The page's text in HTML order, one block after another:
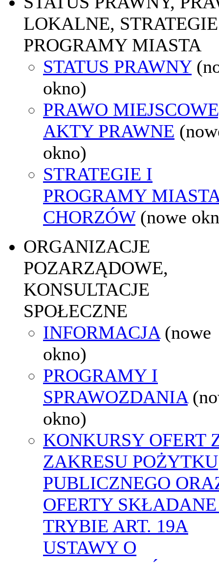
LOKALNE,
PROGRAMY MIASTA
STATUS PRAWNY
okno)
PRAWO
AKTY PRAWNE
okno)
STRATEGIE I
PROGRAMY
CHORZÓW (nowe
ORGANIZACJE
POZARZĄDOWE,
KONSULTACJE
SPOŁECZNE
INFORMACJA (nowe
okno)
PROGRAMY I
SPRAWOZDANIA
okno)
KONKURSY OFERT
ZAKRESU POŻYTKU
PUBLICZNEGO
OFERTY
TRYBIE ART. 19A
USTAWY O